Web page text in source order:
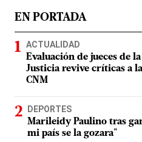
EN PORTADA
ACTUALIDAD
Evaluación de jueces de
Justicia revive críticas a
CNM
DEPORTES
Marileidy Paulino tras
mi país se la gozara"